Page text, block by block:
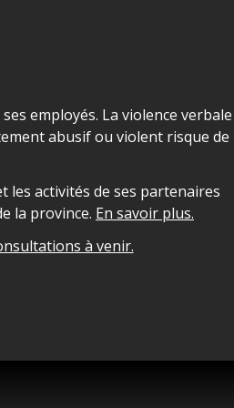
employés. La violence verbale
abusif ou violent risque de
les activités de ses partenaires
la province. En savoir plus.
à venir.